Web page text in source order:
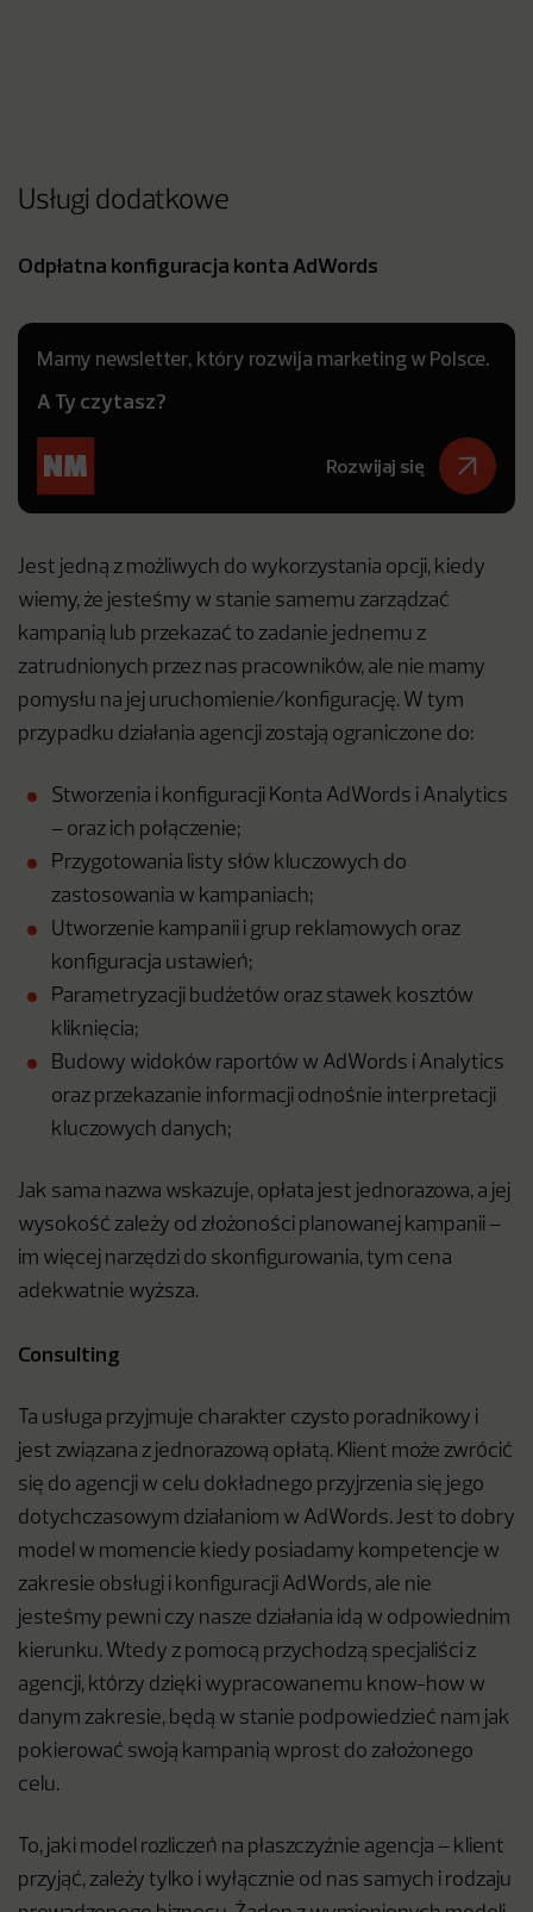
Usługi dodatkowe
Odpłatna konfiguracja konta AdWords
Mamy newsletter, który rozwija marketing w Polsce.
A Ty czytasz?
Rozwijaj się
Jest jedną z możliwych do wykorzystania opcji, kiedy
wiemy, że jesteśmy w stanie samemu zarządzać
kampanią lub przekazać to zadanie jednemu z
zatrudnionych przez nas pracowników, ale nie mamy
pomysłu na jej uruchomienie/konfigurację. W tym
przypadku działania agencji zostają ograniczone do:
Stworzenia i konfiguracji Konta AdWords i Analytics
– oraz ich połączenie;
Przygotowania listy słów kluczowych do
zastosowania w kampaniach;
Utworzenie kampanii i grup reklamowych oraz
konfiguracja ustawień;
Parametryzacji budżetów oraz stawek kosztów
kliknięcia;
Budowy widoków raportów w AdWords i Analytics
oraz przekazanie informacji odnośnie interpretacji
kluczowych danych;
Jak sama nazwa wskazuje, opłata jest jednorazowa, a jej
wysokość zależy od złożoności planowanej kampanii –
im więcej narzędzi do skonfigurowania, tym cena
adekwatnie wyższa.
Consulting
Ta usługa przyjmuje charakter czysto poradnikowy i
jest związana z jednorazową opłatą. Klient może zwrócić
się do agencji w celu dokładnego przyjrzenia się jego
dotychczasowym działaniom w AdWords. Jest to dobry
model w momencie kiedy posiadamy kompetencje w
zakresie obsługi i konfiguracji AdWords, ale nie
jesteśmy pewni czy nasze działania idą w odpowiednim
kierunku. Wtedy z pomocą przychodzą specjaliści z
agencji, którzy dzięki wypracowanemu know-how w
danym zakresie, będą w stanie podpowiedzieć nam jak
pokierować swoją kampanią wprost do założonego
celu.
To, jaki model rozliczeń na płaszczyźnie agencja – klient
przyjąć, zależy tylko i wyłącznie od nas samych i rodzaju